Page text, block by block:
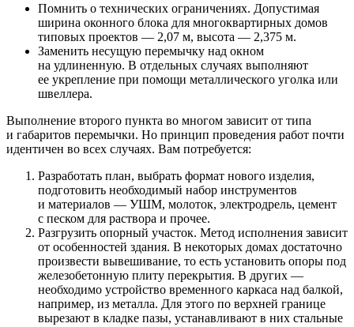
Помнить о технических ограничениях. Допустимая
ширина оконного блока для многоквартирных домов
типовых проектов — 2,07 м, высота — 2,375 м.
Заменить несущую перемычку над окном
на удлиненную. В отдельных случаях выполняют
ее укрепление при помощи металлического уголка или
швеллера.
Выполнение второго пункта во многом зависит от типа
и габаритов перемычки. Но принцип проведения работ почти
идентичен во всех случаях. Вам потребуется:
Разработать план, выбрать формат нового изделия,
подготовить необходимый набор инструментов
и материалов — УШМ, молоток, электродрель, цемент
с песком для раствора и прочее.
Разгрузить опорный участок. Метод исполнения зависит
от особенностей здания. В некоторых домах достаточно
произвести вывешивание, то есть установить опоры под
железобетонную плиту перекрытия. В других —
необходимо устройство временного каркаса над балкой,
например, из металла. Для этого по верхней границе
вырезают в кладке пазы, устанавливают в них стальные